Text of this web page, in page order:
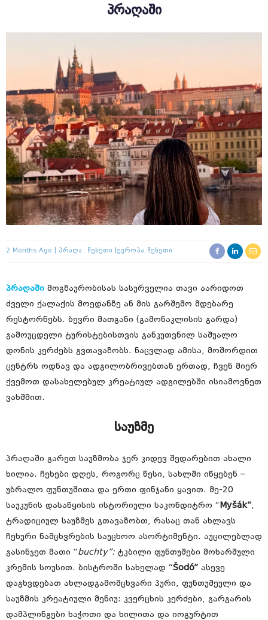
ᲞᲠᲐᲦᲐᲨᲘ
2 Months Ago Პრაღა Ჩეხეთი Ევროპა Ჩეხეთი
პრაღაში მოგზაურობისას სასურველია თავი აარიდოთ
ძველი ქალაქის მოედანზე ან მის გარშემო მდებარე
რესტორნებს. ბევრი მათგანი (გამონაკლისის გარდა)
გამოუცდელი ტურისტებისთვის განკუთვნილ საშუალო
დონის კერძებს გვთავაზობს. ნაცვლად ამისა, მოშორდით
ცენტრს ოდნავ და ადგილობრივებთან ერთად, ჩვენ მიერ
ქვემოთ დასახელებულ კრეატიულ ადგილებში ისიამოვნეთ
ვახშმით.
საუზმე
პრაღაში გარეთ საუზმობა ჯერ კიდევ შედარებით ახალი
ხილია. ჩეხები დღეს, როგორც წესი, სახლში იწყებენ –
უბრალო ფუნთუშითა და ერთი ფინჯანი ყავით. მე-20
საუკუნის დასაწყისის ისტორიული საკონდიტრო “ Myšák”
ტრადიციულ საუზმეს გთავაზობთ, რასაც თან ახლავს
ჩეხური ნამცხვრების საუცხოო ასორტიმენტი. აუცილებლად
გასინჯეთ მათი “buchty”: ტკბილი ფუნთუშები მოხარშული
კრემის სოუსით. ბისტროში სახელად “Šodó” ასევე
დაგხვდებათ ახლადგამომცხვარი პური, ფუნთუშეული და
საუზმის კრეატიული მენიუ: კვერცხის კერძები, გარგარის
დამპლინგები ხაჭოთი და ხილითა და იოგურტით